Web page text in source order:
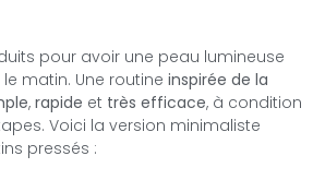
pour avoir une peau lumineuse
matin. Une routine inspirée de la
, rapide et très efficace, à condition
Voici la version minimaliste
pressés :